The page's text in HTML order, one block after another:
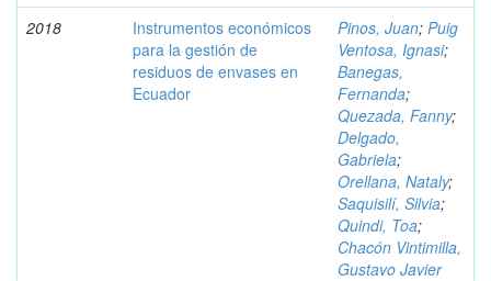
2018
Instrumentos económicos
para la gestión de
residuos de envases en
Ecuador
Pinos, Juan; Puig
Ventosa, Ignasi;
Banegas,
Fernanda;
Quezada, Fanny;
Delgado,
Gabriela;
Orellana, Nataly;
Saquisilí, Silvia;
Quindi, Toa;
Chacón Vintimilla,
Gustavo Javier